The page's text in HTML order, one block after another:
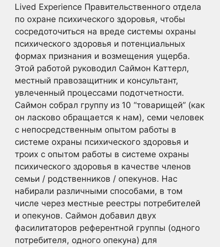
Lived Experience Правительственного отдела
по охране психического здоровья, чтобы
сосредоточиться на вреде системы охраны
психического здоровья и потенциальных
формах признания и возмещения ущерба.
Этой работой руководил Саймон Каттерл,
местный правозащитник и консультант,
увлеченный процессами подотчетности.
Саймон собрал группу из 10 “товарищей” (как
он ласково обращается к нам), семи человек
с непосредственным опытом работы в
системе охраны психического здоровья и
троих с опытом работы в системе охраны
психического здоровья в качестве членов
семьи / родственников / опекунов. Нас
набирали различными способами, в том
числе через местные реестры потребителей
и опекунов. Саймон добавил двух
фасилитаторов референтной группы (одного
потребителя, одного опекуна) для